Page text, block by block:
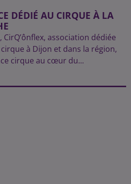
DÉDIÉ AU CIRQUE À LA
association dédiée
à Dijon et dans la région,
cirque au cœur du...